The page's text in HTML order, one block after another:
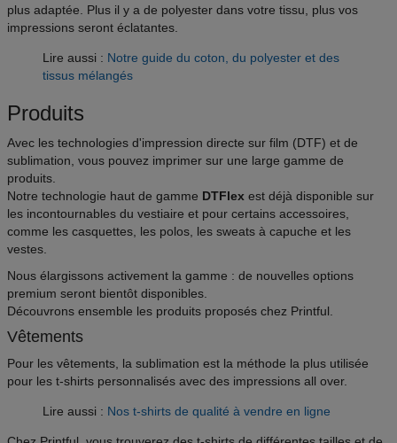
plus adaptée. Plus il y a de polyester dans votre tissu, plus vos
impressions seront éclatantes.
Lire aussi : Notre guide du coton, du polyester et des
tissus mélangés
Produits
Avec les technologies d'impression directe sur film (DTF) et de
sublimation, vous pouvez imprimer sur une large gamme de
produits.
Notre technologie haut de gamme DTFlex est déjà disponible sur
les incontournables du vestiaire et pour certains accessoires,
comme les casquettes, les polos, les sweats à capuche et les
vestes.
Nous élargissons activement la gamme : de nouvelles options
premium seront bientôt disponibles.
Découvrons ensemble les produits proposés chez Printful.
Vêtements
Pour les vêtements, la sublimation est la méthode la plus utilisée
pour les t-shirts personnalisés avec des impressions all over.
Lire aussi : Nos t-shirts de qualité à vendre en ligne